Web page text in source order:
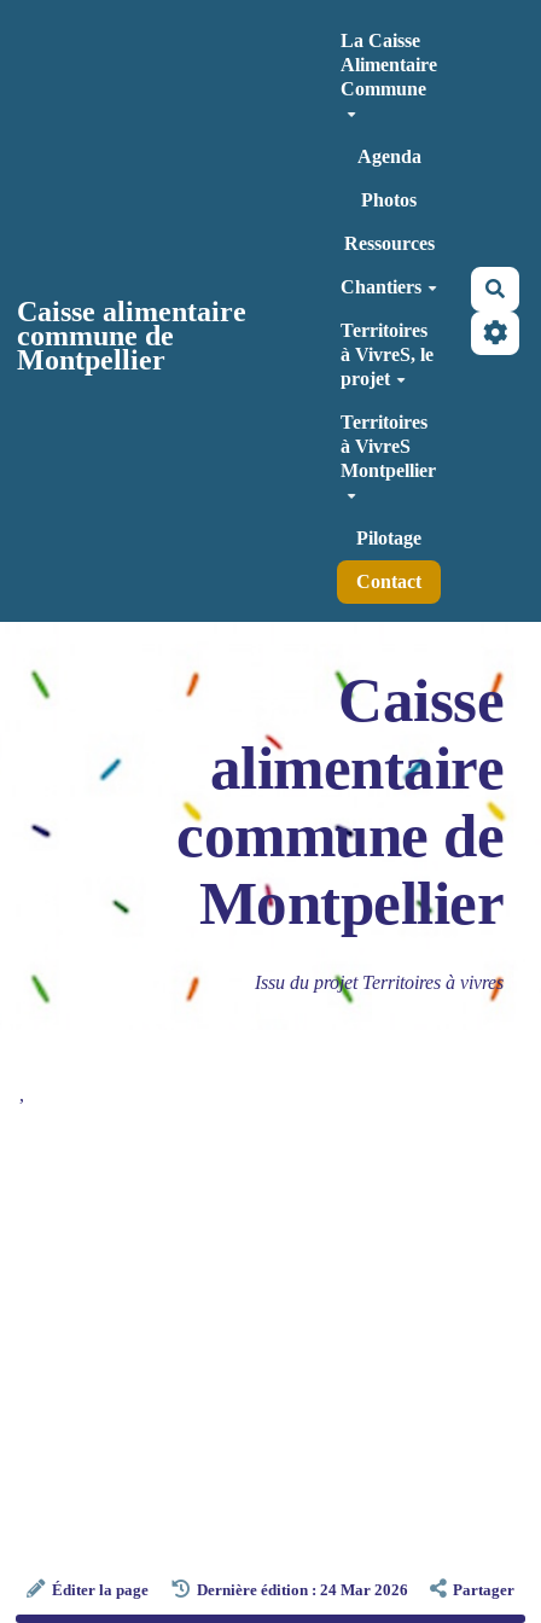
Caisse alimentaire
commune de
Montpellier
La Caisse
Alimentaire
Commune
Agenda
Photos
Ressources
Chantiers
Territoires
à VivreS, le
projet
Territoires
à VivreS
Montpellier
Pilotage
Contact
Caisse
alimentaire
commune de
Montpellier
Issu du projet Territoires à vivres
,
Éditer la page Dernière édition : 24 Mar 2026 Partager